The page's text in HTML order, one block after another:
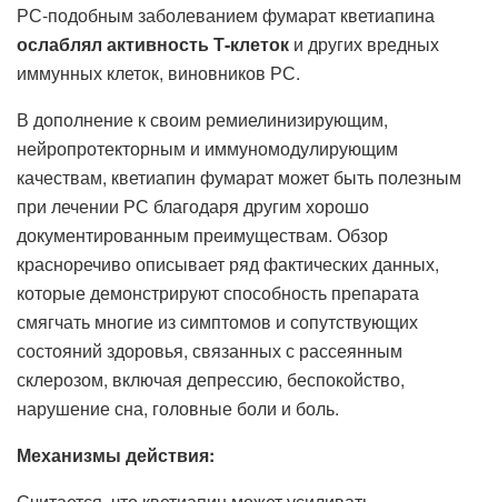
РС-подобным заболеванием фумарат кветиапина
ослаблял активность Т-клеток и других вредных
иммунных клеток, виновников РС.
В дополнение к своим ремиелинизирующим,
нейропротекторным и иммуномодулирующим
качествам, кветиапин фумарат может быть полезным
при лечении РС благодаря другим хорошо
документированным преимуществам. Обзор
красноречиво описывает ряд фактических данных,
которые демонстрируют способность препарата
смягчать многие из симптомов и сопутствующих
состояний здоровья, связанных с рассеянным
склерозом, включая депрессию, беспокойство,
нарушение сна, головные боли и боль.
Механизмы действия: